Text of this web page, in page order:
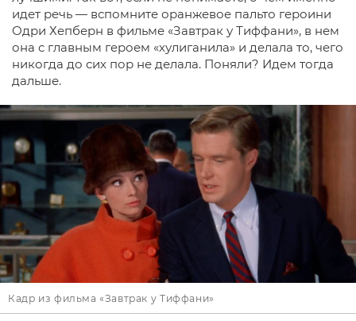
идет речь — вспомните оранжевое пальто героини
Одри Хепберн в фильме «Завтрак у Тиффани», в нем
она с главным героем «хулиганила» и делала то, чего
никогда до сих пор не делала. Поняли? Идем тогда
дальше.
Кадр из фильма «Завтрак у Тиффани»